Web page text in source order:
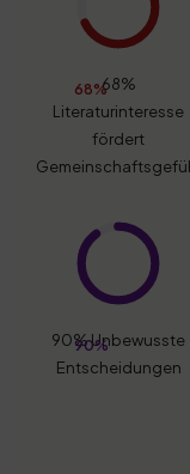
68%68%
Literaturinteresse
fördert
90%
90% Unbewusste
Entscheidungen